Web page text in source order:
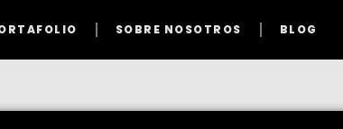
SOBRE NOSOTROS BLOG